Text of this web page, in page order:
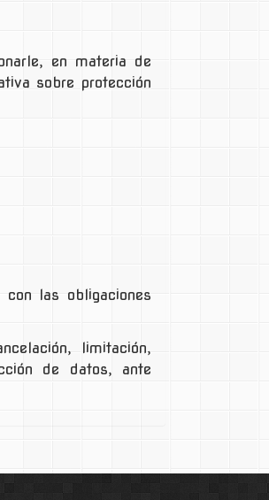
en materia de
sobre protección
las obligaciones
limitación,
de datos, ante